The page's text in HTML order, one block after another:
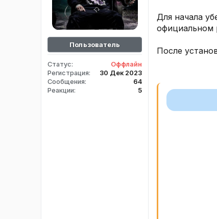
Пользователь
Статус
Оффлайн
Регистрация
30 Дек 2023
Сообщения
64
Реакции
5
Для начала
официальном
После